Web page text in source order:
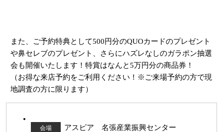
また、ご予約特典として500円分のQUOカードのプレゼント
や鼻セレブのプレゼント、さらにハズレなしのガラポン抽選
会も開催いたします！特賞はなんと5万円分の商品券！
（お得な来店予約をご利用ください！※ご来場予約の方で現
地調査の方に限ります）
会場 アスピア 名張産業振興センター